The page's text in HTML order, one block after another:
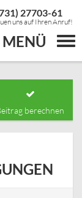
MENÜ
27703-61
uns auf Ihren Anruf!
berechnen